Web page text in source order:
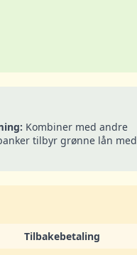
Kombiner med andre
tilbyr grønne lån med
Tilbakebetaling